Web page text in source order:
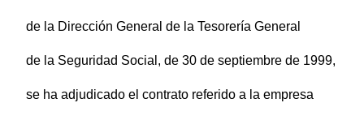
de la Dirección General de la Tesorería General
de la Seguridad Social, de 30 de septiembre de 1999,
se ha adjudicado el contrato referido a la empresa